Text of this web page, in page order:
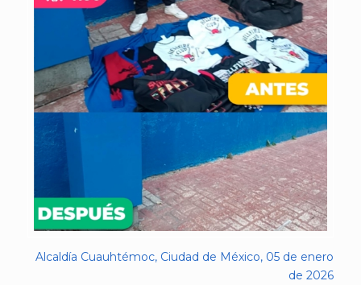
Alcaldía Cuauhtémoc, Ciudad de México, 05 de enero
de 2026